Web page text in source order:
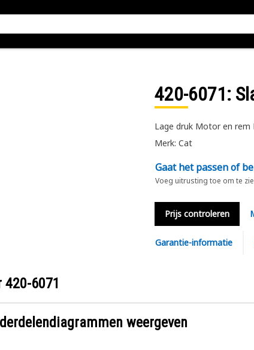
420-6071:
Lage druk Motor en rem
Merk: Cat
Gaat het passen of
Voeg uitrusting toe om te
Prijs controleren
Garantie-informatie
420-6071
weergeven